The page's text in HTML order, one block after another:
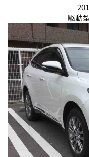
駆動